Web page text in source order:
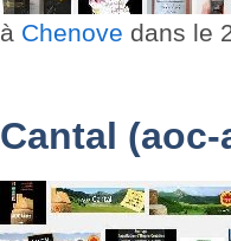
à Chenove dans le
Cantal (aoc-